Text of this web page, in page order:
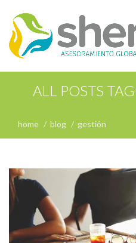
ALL POSTS
home blog gestión